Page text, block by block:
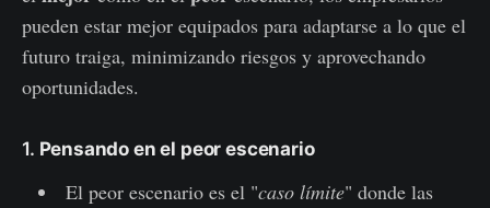
pueden estar mejor equipados para adaptarse a lo que el
futuro traiga, minimizando riesgos y aprovechando
oportunidades.
1. Pensando en el peor escenario
El peor escenario es el "caso límite" donde las